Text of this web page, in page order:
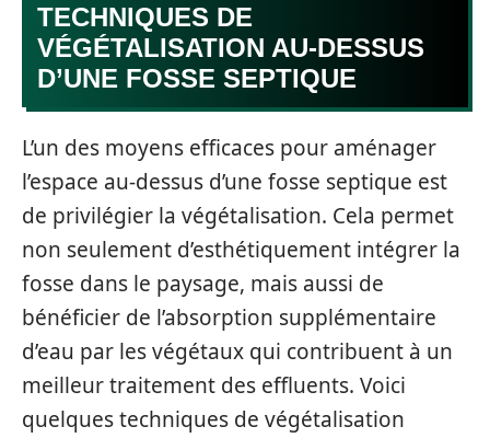
TECHNIQUES DE
VÉGÉTALISATION AU-DESSUS
D’UNE FOSSE SEPTIQUE
L’un des moyens efficaces pour aménager
l’espace au-dessus d’une fosse septique est
de privilégier la végétalisation. Cela permet
non seulement d’esthétiquement intégrer la
fosse dans le paysage, mais aussi de
bénéficier de l’absorption supplémentaire
d’eau par les végétaux qui contribuent à un
meilleur traitement des effluents. Voici
quelques techniques de végétalisation